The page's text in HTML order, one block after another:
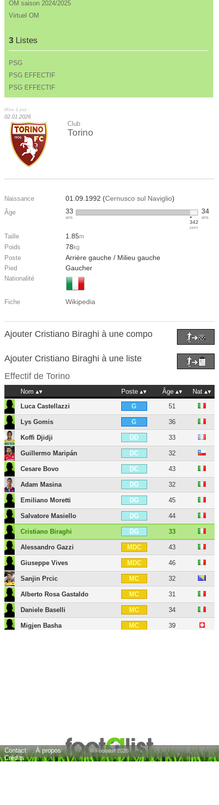
OM saison 2024/2025
Virtuel OM
3 Listes
PSG
PSG EFFECTIF
PSG EFFECTIF
Mise à jour :
02.01.2026
Club
Torino
Naissance 01.09.1992 (Cernusco sul Naviglio)
Âge 33
ans
342
jours
34
ans
Taille 1.85m
Poids 78 kg
Poste Arrière gauche / Milieu gauche
Pied Gaucher
Nationalité
Fiche Wikipedia
Ajouter Cristiano Biraghi à une compo
Ajouter Cristiano Biraghi à une liste
Effectif de Torino
Nom Poste Âge
Nat
Luca Castellazzi
G 51
Lys Gomis G 36
Koffi Djidji DD 33
Guillermo Maripán DC 32
Cesare Bovo DC 43
Adam Masina DG 32
Emiliano Moretti DG 45
Salvatore Masiello DG 44
Cristiano Biraghi DG 33
Alessandro Gazzi MDC 43
Giuseppe Vives MDC 46
Sanjin Prcic MC 32
Alberto Rosa Gastaldo MC 31
Daniele Baselli MC 34
Migjen Basha MC 39
Maxi López BU 42
Contact
À propos
Crédits
© Footalist 2026